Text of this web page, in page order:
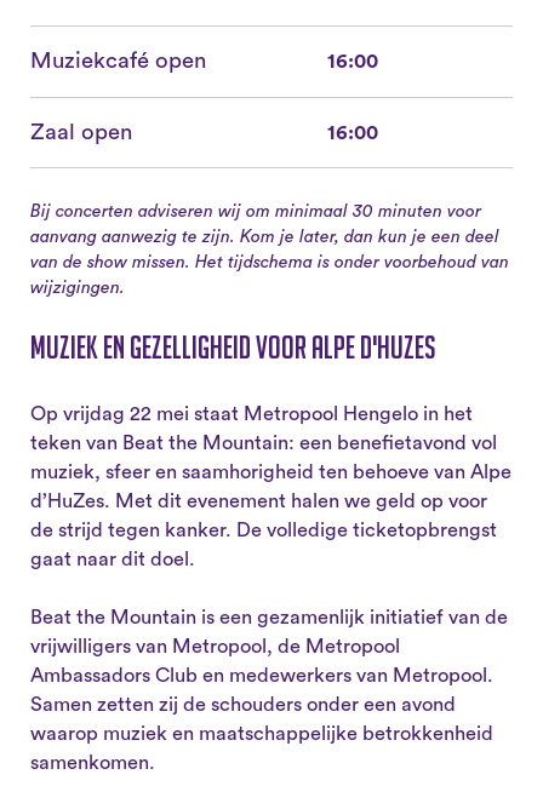
Muziekcafé open 16:00
Zaal open 16:00
Bij concerten adviseren wij om minimaal 30 minuten voor
aanvang aanwezig te zijn. Kom je later, dan kun je een deel
van de show missen. Het tijdschema is onder voorbehoud van
wijzigingen.
Muziek en gezelligheid voor Alpe d'Huzes
Op vrijdag 22 mei staat Metropool Hengelo in het
teken van Beat the Mountain: een benefietavond vol
muziek, sfeer en saamhorigheid ten behoeve van Alpe
d’HuZes. Met dit evenement halen we geld op voor
de strijd tegen kanker. De volledige ticketopbrengst
gaat naar dit doel.
Beat the Mountain is een gezamenlijk initiatief van de
vrijwilligers van Metropool, de Metropool
Ambassadors Club en medewerkers van Metropool.
Samen zetten zij de schouders onder een avond
waarop muziek en maatschappelijke betrokkenheid
samenkomen.